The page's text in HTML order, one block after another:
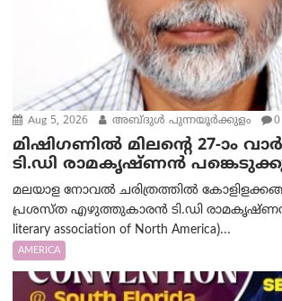
Aug 5, 2026 അബ്ദുൾ പുന്നയൂർക്കുളം 0
മിഷിഗണിൽ മിലന്റെ 27-ാം
ടി.ഡി രാമകൃഷ്ണൻ
മലയാള നോവൽ ചരിത്രത്തിൽ
പ്രശസ്‌ത എഴുത്തുകാരൻ ടി.ഡി രാമകൃഷ്ണൻ
literary association of North America)...
AMERICA